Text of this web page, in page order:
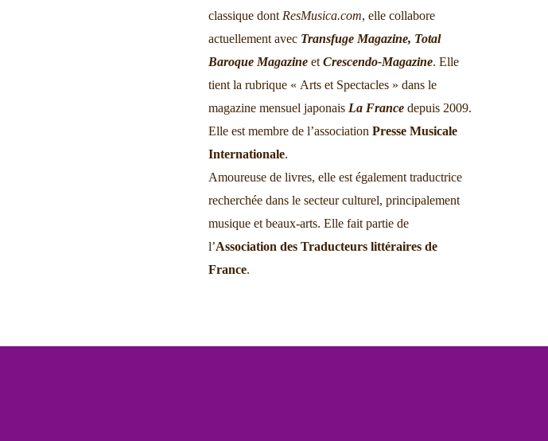
classique dont ResMusica.com, elle collabore
actuellement avec Transfuge Magazine, Total
Baroque Magazine et Crescendo-Magazine. Elle
tient la rubrique « Arts et Spectacles » dans le
magazine mensuel japonais La France depuis 2009.
Elle est membre de l’association Presse Musicale
Internationale.
Amoureuse de livres, elle est également traductrice
recherchée dans le secteur culturel, principalement
musique et beaux-arts. Elle fait partie de
l’Association des Traducteurs littéraires de
France.